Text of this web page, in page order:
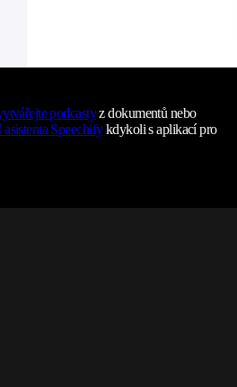
podcastyz dokumentů nebo
Speechifykdykoli s aplikací pro